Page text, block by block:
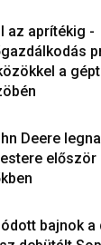
az aprítékig -
a
Deere
először
bajnok a